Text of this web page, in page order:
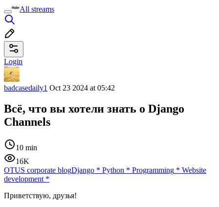
All streams
Login
badcasedaily1 Oct 23 2024 at 05:42
Всё, что вы хотели знать о Django
Channels
10 min
16K
OTUS corporate blogDjango * Python * Programming * Website
development *
Приветствую, друзья!